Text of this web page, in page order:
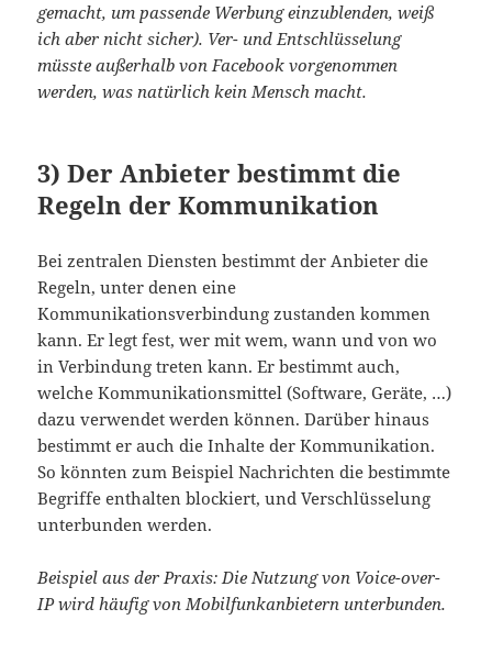
gemacht, um passende Werbung einzublenden, weiß
ich aber nicht sicher). Ver- und Entschlüsselung
müsste außerhalb von Facebook vorgenommen
werden, was natürlich kein Mensch macht.
3) Der Anbieter bestimmt die
Regeln der Kommunikation
Bei zentralen Diensten bestimmt der Anbieter die
Regeln, unter denen eine
Kommunikationsverbindung zustanden kommen
kann. Er legt fest, wer mit wem, wann und von wo
in Verbindung treten kann. Er bestimmt auch,
welche Kommunikationsmittel (Software, Geräte, …)
dazu verwendet werden können. Darüber hinaus
bestimmt er auch die Inhalte der Kommunikation.
So könnten zum Beispiel Nachrichten die bestimmte
Begriffe enthalten blockiert, und Verschlüsselung
unterbunden werden.
Beispiel aus der Praxis: Die Nutzung von Voice-over-
IP wird häufig von Mobilfunkanbietern unterbunden.